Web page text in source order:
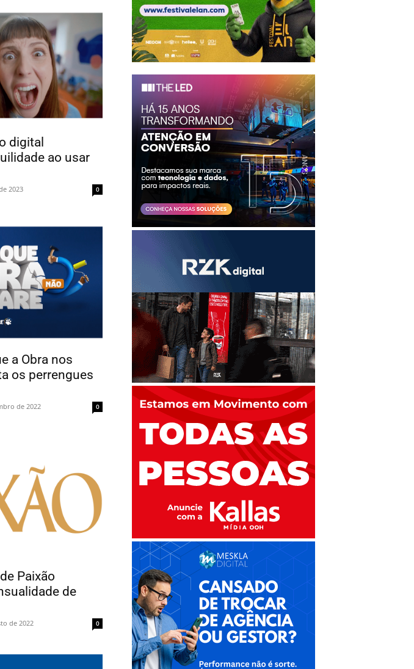
digital
ao usar
2023 0
a Obra nos
os perrengues
de 2022 0
Paixão
de
de 2022 0